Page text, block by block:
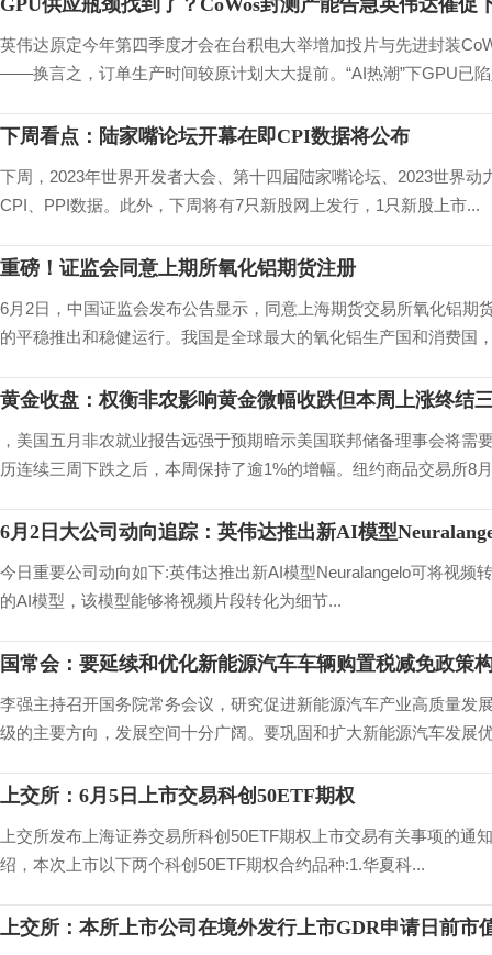
GPU供应瓶颈找到了？CoWos封测产能告急英伟达催促
英伟达原定今年第四季度才会在台积电大举增加投片与先进封装
——换言之，订单生产时间较原计划大大提前。“AI热潮”下GPU已
下周看点：陆家嘴论坛开幕在即CPI数据将公布
下周，2023年世界开发者大会、第十四届陆家嘴论坛、2023世界
CPI、PPI数据。此外，下周将有7只新股网上发行，1只新股上市...
重磅！证监会同意上期所氧化铝期货注册
6月2日，中国证监会发布公告显示，同意上海期货交易所氧化铝
的平稳推出和稳健运行。我国是全球最大的氧化铝生产国和消费国
黄金收盘：权衡非农影响黄金微幅收跌但本周上涨终结
，美国五月非农就业报告远强于预期暗示美国联邦储备理事会将
历连续三周下跌之后，本周保持了逾1%的增幅。纽约商品交易所8
6月2日大公司动向追踪：英伟达推出新AI模型
今日重要公司动向如下:英伟达推出新AI模型Neuralangelo可将视频
的AI模型，该模型能够将视频片段转化为细节...
国常会：要延续和优化新能源汽车车辆购置税减免政策
李强主持召开国务院常务会议，研究促进新能源汽车产业高质量发
级的主要方向，发展空间十分广阔。要巩固和扩大新能源汽车发展
上交所：6月5日上市交易科创50ETF期权
上交所发布上海证券交易所科创50ETF期权上市交易有关事项的
绍，本次上市以下两个科创50ETF期权合约品种:1.华夏科...
上交所：本所上市公司在境外发行上市GDR申请日前市